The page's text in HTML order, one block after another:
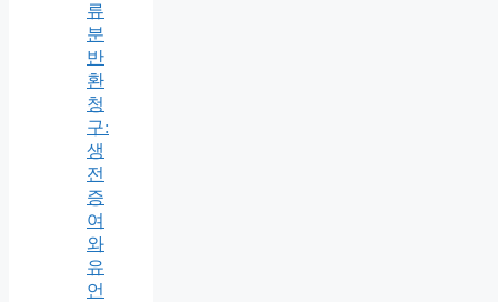
류
분
반
환
청
구:
생
전
증
여
와
유
언